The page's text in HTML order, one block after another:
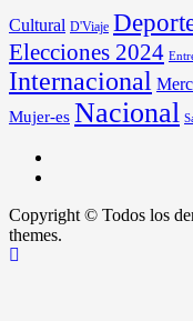
Cultural D'Viaje
Elecciones 2024
Internacional
Mujer-es Nacional
Copyright © Todos los
themes.